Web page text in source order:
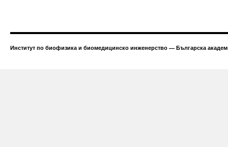
Институт по биофизика и биомедицинско инженерство — Българска